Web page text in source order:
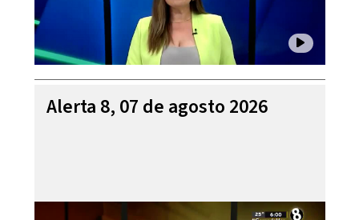
Alerta 8, 07 de agosto 2026